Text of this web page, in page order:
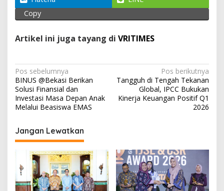
p k
Copy
Artikel ini juga tayang di VRITIMES
N
a
v
i
g
a
s
p
Pos sebelumnya
BINUS @Bekasi Berikan
Solusi Finansial dan
Investasi Masa Depan Anak
Melalui Beasiswa EMAS
Pos berikutnya
Tangguh di Tengah Tekanan
Global, IPCC Bukukan
Kinerja Keuangan Positif Q1
2026
Jangan Lewatkan